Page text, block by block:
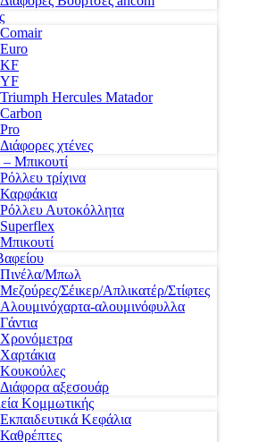
Comair
Euro
KF
YF
Triumph Hercules Matador
Carbon
Pro
Διάφορες χτένες
Μπικουτί
Ρόλλευ τρίχινα
Καρφάκια
Ρόλλευ Αυτοκόλλητα
Superflex
Μπικουτί
Πινέλα/Μπωλ
Μεζούρες/Σέικερ/Απλικατέρ/Στίφτες
Αλουμινόχαρτα-αλουμινόφυλλα
Γάντια
Χρονόμετρα
Χαρτάκια
Κουκούλες
Διάφορα αξεσουάρ
Κομμωτικής
Εκπαιδευτικά Κεφάλια
Καθρέπτες